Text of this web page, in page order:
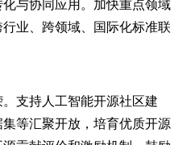
业、跨领域、国际化标准联
。支持人工智能开源社区建
等汇聚开放，培育优质开源